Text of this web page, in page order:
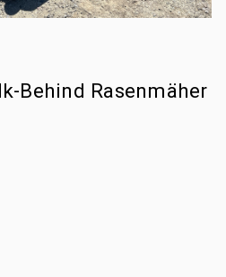
Behind Rasenmäher